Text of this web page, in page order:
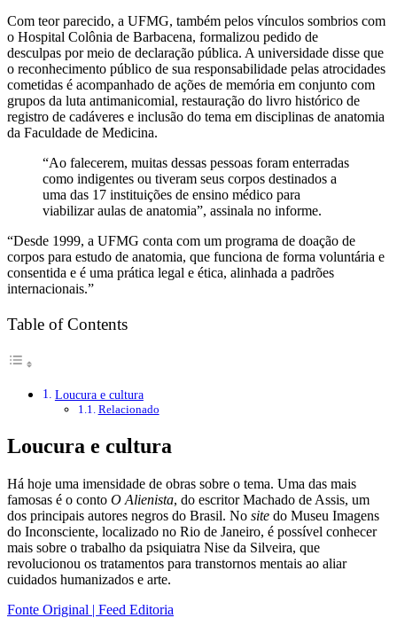
Com teor parecido, a UFMG, também pelos vínculos sombrios com
o Hospital Colônia de Barbacena, formalizou pedido de
desculpas por meio de declaração pública. A universidade disse que
o reconhecimento público de sua responsabilidade pelas atrocidades
cometidas é acompanhado de ações de memória em conjunto com
grupos da luta antimanicomial, restauração do livro histórico de
registro de cadáveres e inclusão do tema em disciplinas de anatomia
da Faculdade de Medicina.
“Ao falecerem, muitas dessas pessoas foram enterradas
como indigentes ou tiveram seus corpos destinados a
uma das 17 instituições de ensino médico para
viabilizar aulas de anatomia”, assinala no informe.
“Desde 1999, a UFMG conta com um programa de doação de
corpos para estudo de anatomia, que funciona de forma voluntária e
consentida e é uma prática legal e ética, alinhada a padrões
internacionais.”
Table of Contents
Loucura e cultura
Relacionado
Loucura e cultura
Há hoje uma imensidade de obras sobre o tema. Uma das mais
famosas é o conto O Alienista, do escritor Machado de Assis, um
dos principais autores negros do Brasil. No site do Museu Imagens
do Inconsciente, localizado no Rio de Janeiro, é possível conhecer
mais sobre o trabalho da psiquiatra Nise da Silveira, que
revolucionou os tratamentos para transtornos mentais ao aliar
cuidados humanizados e arte.
Fonte Original | Feed Editoria